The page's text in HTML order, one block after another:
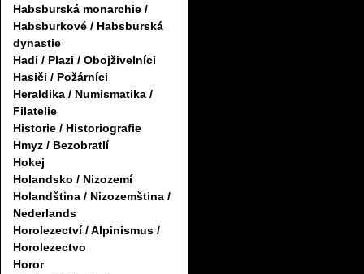
Habsburská monarchie /
Habsburkové / Habsburská
dynastie
Hadi / Plazi / Obojživelníci
Hasiči / Požárníci
Heraldika / Numismatika /
Filatelie
Historie / Historiografie
Hmyz / Bezobratlí
Hokej
Holandsko / Nizozemí
Holandština / Nizozemština /
Nederlands
Horolezectví / Alpinismus /
Horolezectvo
Horor